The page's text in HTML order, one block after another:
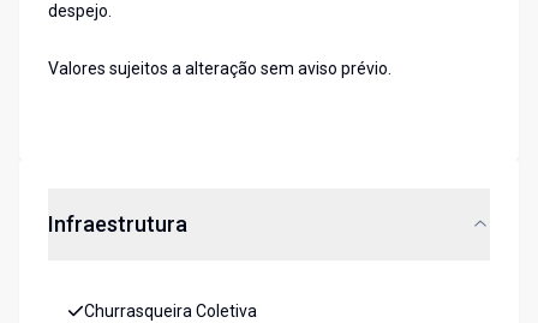
despejo.
Valores sujeitos a alteração sem aviso prévio.
Infraestrutura
Churrasqueira Coletiva